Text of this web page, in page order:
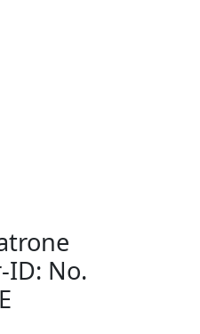
ID: No.